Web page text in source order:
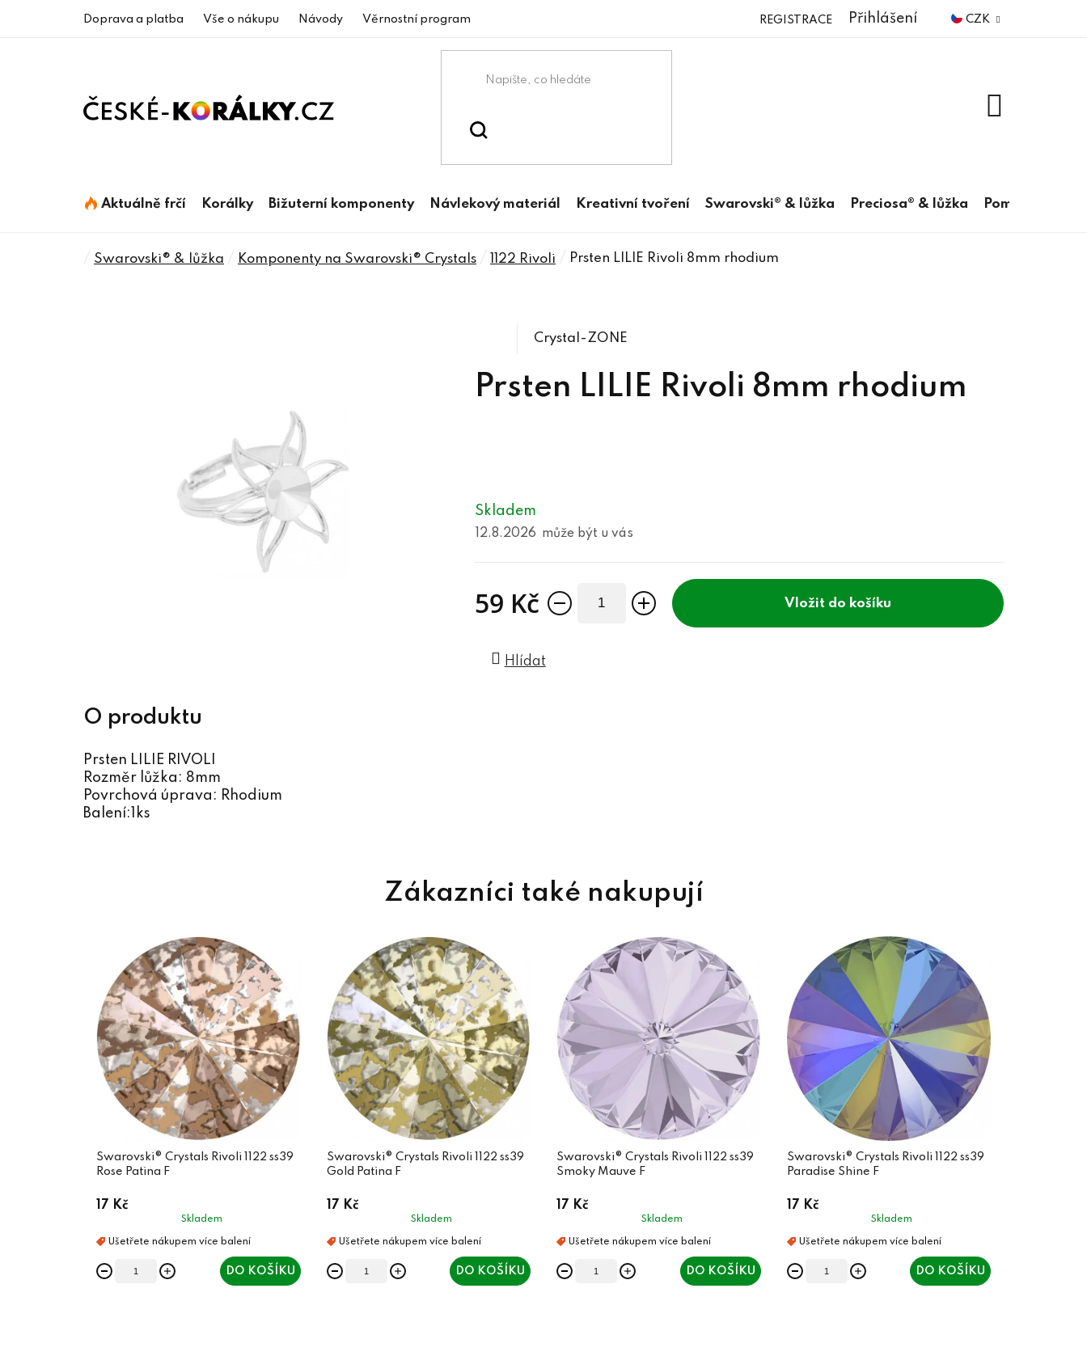
Doprava a platba Vše o nákupu Návody Věrnostní program CZK
Přihlášení
REGISTRACE
Aktuálně frčí Korálky Bižuterní komponenty Návlekový materiál Kreativní tvoření Swarovski® & lůžka Preciosa® & lůžka Pomůcky
Domů
Swarovski® & lůžka Komponenty na Swarovski® Crystals 1122 Rivoli Prsten LILIE Rivoli 8mm rhodium
Prsten LILIE Rivoli 8mm rhodium
Crystal-ZONE
Skladem
12.8.2026
59 Kč do košíku
Hlídat
Prsten LILIE RIVOLI
Rozměr lůžka: 8mm
Povrchová úprava: Rhodium
Balení:1ks
Swarovski® Crystals Rivoli 1122 ss39
Rose Patina F
17 Kč
Skladem
DO KOŠÍKU
Swarovski® Crystals Rivoli 1122 ss39
Gold Patina F
17 Kč
Skladem
DO KOŠÍKU
Swarovski® Crystals Rivoli 1122 ss39
Smoky Mauve F
17 Kč
Skladem
DO KOŠÍKU
Swarovski® Crystals Rivoli 1122 ss39
Paradise Shine F
17 Kč
Skladem
DO KOŠÍKU